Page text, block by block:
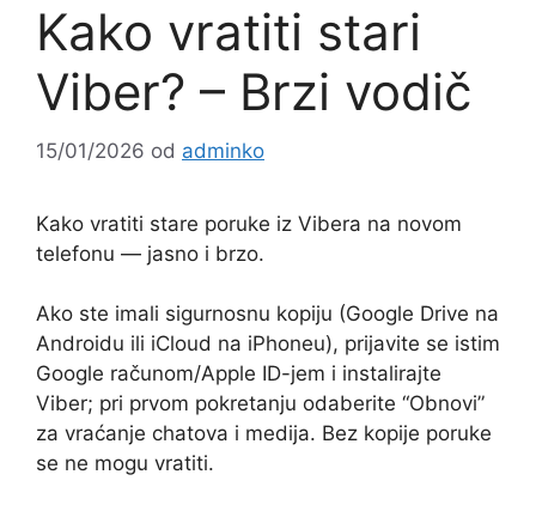
Kako vratiti stari
Viber? – Brzi vodič
15/01/2026 od adminko
Kako vratiti stare poruke iz Vibera na novom
telefonu — jasno i brzo.
Ako ste imali sigurnosnu kopiju (Google Drive na
Androidu ili iCloud na iPhoneu), prijavite se istim
Google računom/Apple ID-jem i instalirajte
Viber; pri prvom pokretanju odaberite “Obnovi”
za vraćanje chatova i medija. Bez kopije poruke
se ne mogu vratiti.